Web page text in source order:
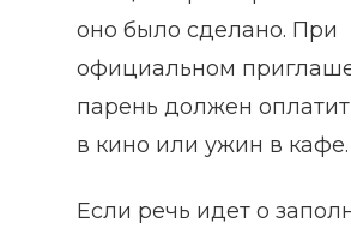
оно было сделано. При
официальном
парень должен
в кино или ужин в кафе.
Если речь идет о